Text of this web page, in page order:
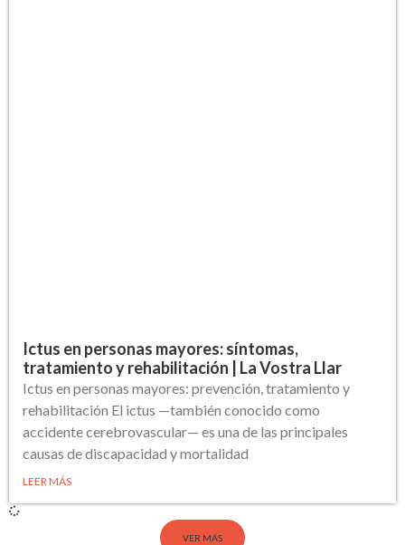
Ictus en personas mayores: síntomas,
tratamiento y rehabilitación | La Vostra Llar
Ictus en personas mayores: prevención, tratamiento y
rehabilitación El ictus —también conocido como
accidente cerebrovascular— es una de las principales
causas de discapacidad y mortalidad
LEER MÁS
VER MÁS